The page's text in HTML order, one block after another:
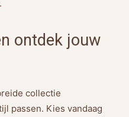
ontdek jouw
collectie
passen. Kies vandaag